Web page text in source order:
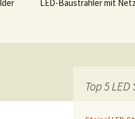
LED-Baustrahler mit
Top 5